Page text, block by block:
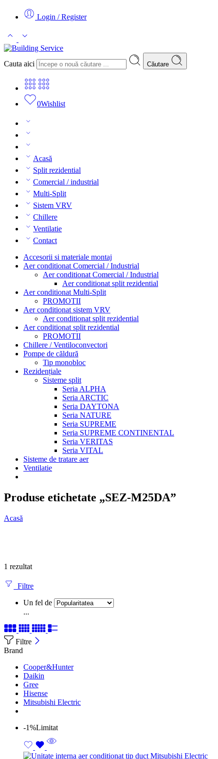
Login / Register
Cauta aici Căutare
0Wishlist
Acasă
Split rezidential
Comercial / industrial
Multi-Split
Sistem VRV
Chillere
Ventilatie
Contact
Accesorii si materiale montaj
Aer conditionat Comercial / Industrial
Aer conditionat Comercial / Industrial
Aer conditionat split rezidential
Aer conditionat Multi-Split
PROMOTII
Aer conditionat sistem VRV
Aer conditionat split rezidential
Aer conditionat split rezidential
PROMOTII
Chillere / Ventiloconvectori
Pompe de căldură
Tip monobloc
Rezidențiale
Sisteme split
Seria ALPHA
Seria ARCTIC
Seria DAYTONA
Seria NATURE
Seria SUPREME
Seria SUPREME CONTINENTAL
Seria VERITAS
Seria VITAL
Sisteme de tratare aer
Ventilatie
Produse etichetate „SEZ-M25DA”
Acasă
1 rezultat
Filtre
Un fel de
...
Filtre
Brand
Cooper&Hunter
Daikin
Gree
Hisense
Mitsubishi Electric
-1%Limitat